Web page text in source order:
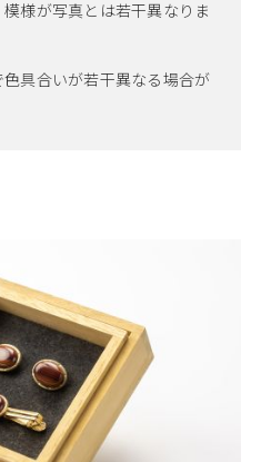
様が写真とは若干異なりま
具合いが若干異なる場合が